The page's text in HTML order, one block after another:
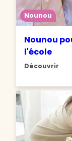
Nounou
Nounou
l'école
Découvrir